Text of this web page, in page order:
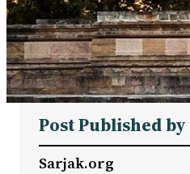
Post Published by
Sarjak.org